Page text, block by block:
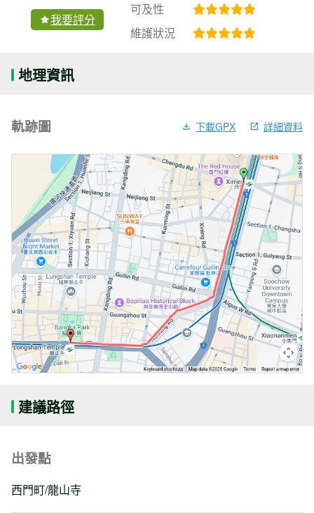
我要評分
可及性
維護狀況
地理資訊
軌跡圖 下載GPX 詳細資料
建議路徑
出發點
西門町/龍山寺